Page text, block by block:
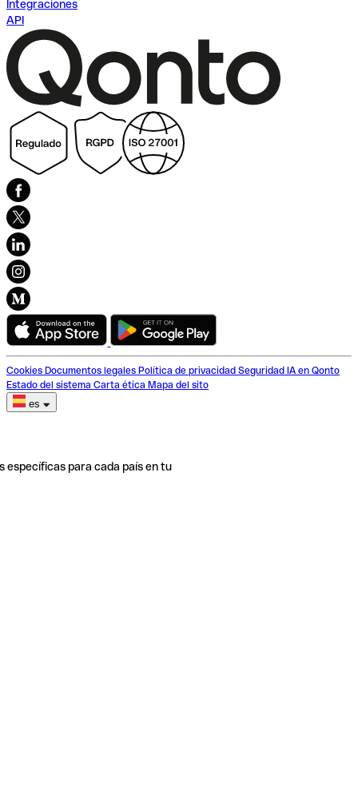
Integraciones
API
Cookies Documentos legales Política de privacidad Seguridad IA en Qonto
Estado del sistema Carta ética Mapa del sito
es
específicas para cada país en tu